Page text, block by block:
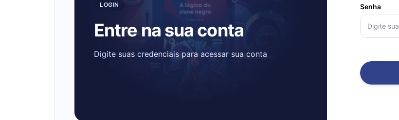
LOGIN
Entre na sua conta
Digite suas credenciais para acessar sua conta
Senha